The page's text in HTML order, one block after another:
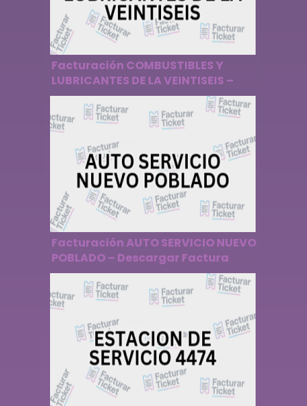
Facturación COMBUSTIBLES Y
LUBRICANTES DE LA VEINTISEIS –
Descargar Factura
Facturación AUTO SERVICIO NUEVO
POBLADO – Descargar Factura